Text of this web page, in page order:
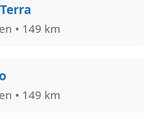
• 149 km
• 149 km